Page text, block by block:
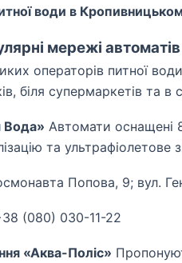
води в
мережі
операторів питної
біля супермаркетів та в
Вода» Автомати
та ультрафіолетове
Попова, 9; вул.
(080) 030-11-22
«Аква-Поліс»